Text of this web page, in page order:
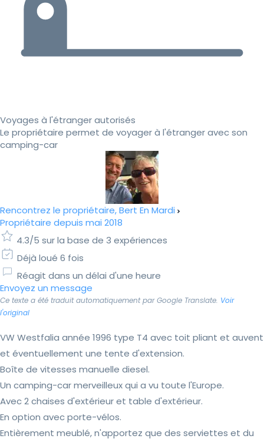
Voyages à l'étranger autorisés
Le propriétaire permet de voyager à l'étranger avec son
camping-car
Rencontrez le propriétaire, Bert En Mardi
Propriétaire depuis mai 2018
4.3/5 sur la base de 3 expériences
Déjà loué 6 fois
Réagit dans un délai d'une heure
Envoyez un message
Ce texte a été traduit automatiquement par Google Translate. Voir
l'original
VW Westfalia année 1996 type T4 avec toit pliant et auvent
et éventuellement une tente d'extension.
Boîte de vitesses manuelle diesel.
Un camping-car merveilleux qui a vu toute l'Europe.
Avec 2 chaises d'extérieur et table d'extérieur.
En option avec porte-vélos.
Entièrement meublé, n'apportez que des serviettes et du